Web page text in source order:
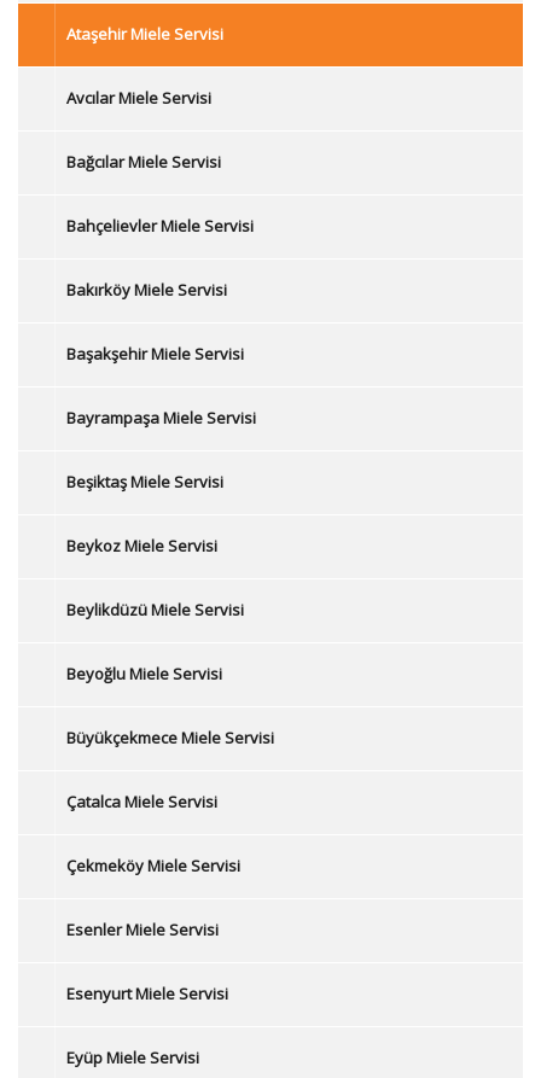
Ataşehir Miele Servisi
Avcılar Miele Servisi
Bağcılar Miele Servisi
Bahçelievler Miele Servisi
Bakırköy Miele Servisi
Başakşehir Miele Servisi
Bayrampaşa Miele Servisi
Beşiktaş Miele Servisi
Beykoz Miele Servisi
Beylikdüzü Miele Servisi
Beyoğlu Miele Servisi
Büyükçekmece Miele Servisi
Çatalca Miele Servisi
Çekmeköy Miele Servisi
Esenler Miele Servisi
Esenyurt Miele Servisi
Eyüp Miele Servisi